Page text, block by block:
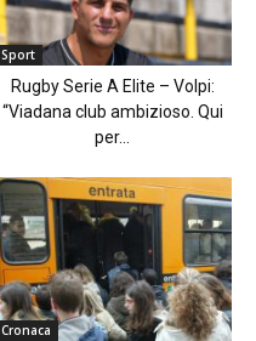
Sport
Rugby Serie A Elite – Volpi:
“Viadana club ambizioso. Qui
per...
Cronaca